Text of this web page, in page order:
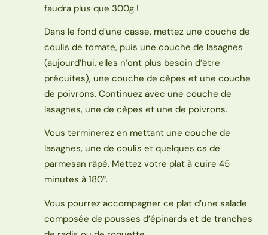
faudra plus que 300g !
Dans le fond d’une casse, mettez une couche de
coulis de tomate, puis une couche de lasagnes
(aujourd’hui, elles n’ont plus besoin d’être
précuites), une couche de cèpes et une couche
de poivrons. Continuez avec une couche de
lasagnes, une de cèpes et une de poivrons.
Vous terminerez en mettant une couche de
lasagnes, une de coulis et quelques cs de
parmesan râpé. Mettez votre plat à cuire 45
minutes à 180°.
Vous pourrez accompagner ce plat d’une salade
composée de pousses d’épinards et de tranches